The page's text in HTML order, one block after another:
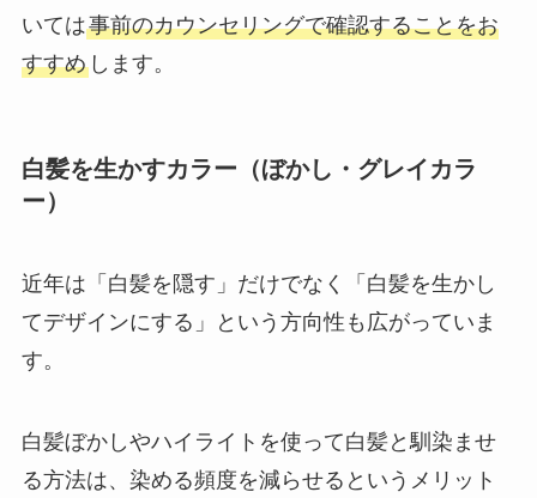
いては事前のカウンセリングで確認することをお
すすめします。
白髪を生かすカラー（ぼかし・グレイカラ
ー）
近年は「白髪を隠す」だけでなく「白髪を生かし
てデザインにする」という方向性も広がっていま
す。
白髪ぼかしやハイライトを使って白髪と馴染ませ
る方法は、染める頻度を減らせるというメリット